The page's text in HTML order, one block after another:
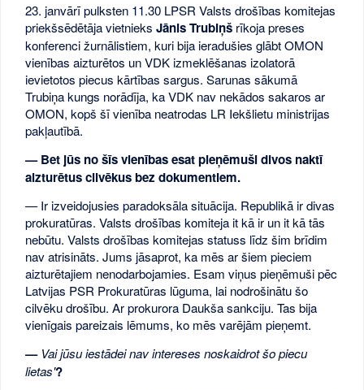
23. janvārī pulksten 11.30 LPSR Valsts drošības komitejas
priekšsēdētāja vietnieksJānis Trubiņš rīkoja preses
konferenci žurnālistiem, kuri bija ieradušies glābt OMON
vienības aizturētos un VDK izmeklēšanas izolatorā
ievietotos piecus kārtības sargus. Sarunas sākumā
Trubiņa kungs norādīja, ka VDK nav nekādos sakaros ar
OMON, kopš šī vienība neatrodas LR Iekšlietu ministrijas
pakļautībā.
— Bet jūs no šīs vienības esat pieņēmuši divos naktī
aizturētus cilvēkus bez dokumentiem.
— Ir izveidojusies paradoksāla situācija. Republikā ir divas
prokuratūras. Valsts drošības komiteja it kā ir un it kā tās
nebūtu. Valsts drošības komitejas statuss līdz šim brīdim
nav atrisināts. Jums jāsaprot, ka mēs ar šiem pieciem
aizturētajiem nenodarbojamies. Esam viņus pieņēmuši pēc
Latvijas PSR Prokuratūras lūguma, lai nodrošinātu šo
cilvēku drošību. Ar prokurora Daukša sankciju. Tas bija
vienīgais pareizais lēmums, ko mēs varējām pieņemt.
— Vai jūsu iestādei nav intereses noskaidrot šo piecu
lietas'?